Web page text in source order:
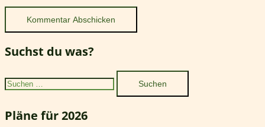
Suchst du was?
Suchen
nach:
Pläne für 2026